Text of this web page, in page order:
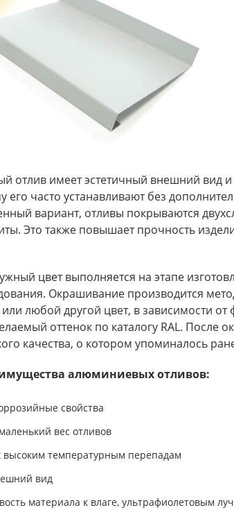
отлив имеет эстетичный внешний вид
часто устанавливают без
вариант, отливы покрываются
Это также повышает прочность
цвет выполняется на этапе
Окрашивание производится
любой другой цвет, в зависимости от
оттенок по каталогу RAL. После
качества, о котором упоминалось
алюминиевых отливов:
свойства
вес отливов
высоким температурным перепадам
вид
материала к влаге, ультрафиолетовым